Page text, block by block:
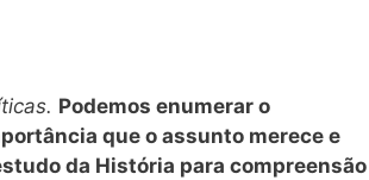
Podemos enumerar o
que o assunto merece e
da História para compreensão